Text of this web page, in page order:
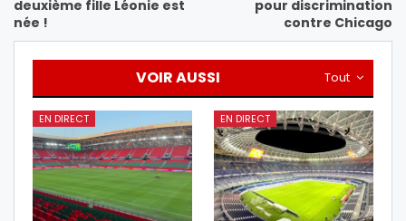
deuxième fille Léonie est
née !
pour discrimination
contre Chicago
Tout
VOIR AUSSI
EN DIRECT EN DIRECT